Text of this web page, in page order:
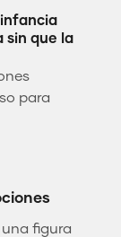
infancia
sin que la
para
figura